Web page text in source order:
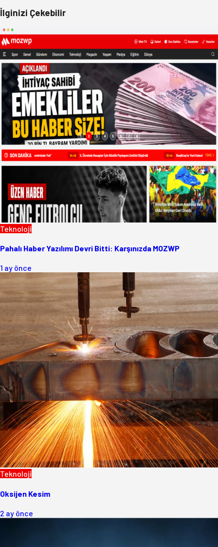
İlginizi Çekebilir
Teknoloji
Pahalı Haber Yazılımı Devri Bitti: Karşınızda MOZWP
1 ay önce
Teknoloji
Oksijen Kesim
2 ay önce